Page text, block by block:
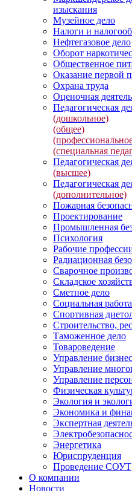
изыскания
Музейное дело
Налоги и
Нефтегазовое дело
Оборот
Общественное
Оказание первой
Охрана труда
Оценочная
Педагогическая
(дошкольное)
(общее)
(специальная
Педагогическая
(высшее)
Педагогическая
(дополнительное)
Пожарная
Проектирование
Промышленная
Психология
Рабочие
Радиационная
Сварочное
Складское
Сметное дело
Социальная работа
Спортивная
Строительство,
Таможенное дело
Товароведение
Управление
Управление
Управление
Физическая
Экология и
Экономика и
Экспертная
Энергетика
Юриспруденция
Проведение СОУТ
О компании
Новости